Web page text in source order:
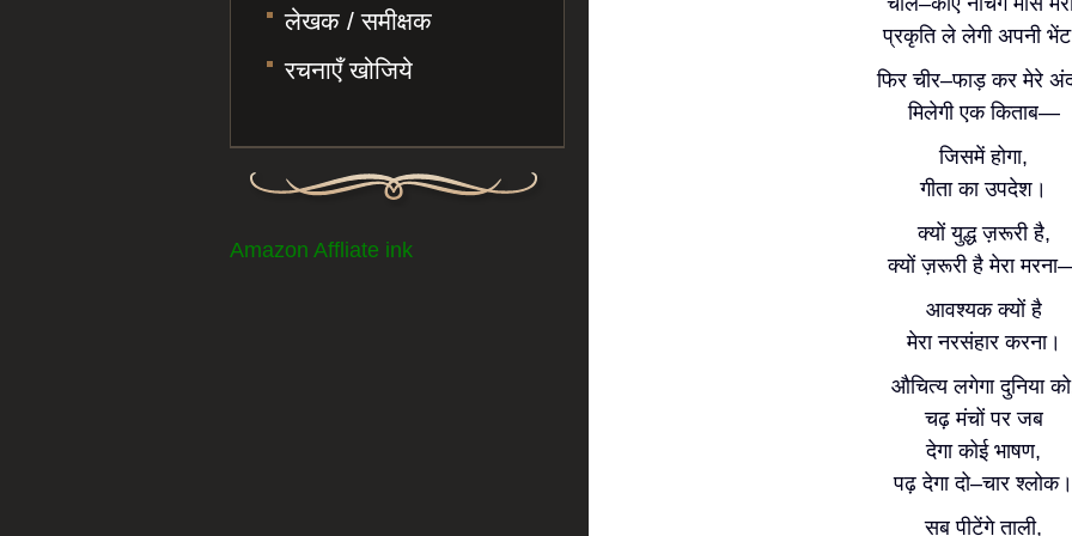
प्रकृति ले लेगी अपनी
फिर चीर–फाड़ कर मेरे
मिलेगी एक किताब—
जिसमें होगा,
गीता का उपदेश।
क्यों युद्ध ज़रूरी है,
क्यों ज़रूरी है मेरा
आवश्यक क्यों है
मेरा नरसंहार करना।
औचित्य लगेगा दुनिया
चढ़ मंचों पर जब
देगा कोई भाषण,
पढ़ देगा दो–चार श्लोक।
सब पीटेंगे ताली,
लेखक / समीक्षक
रचनाएँ खोजिये
Amazon Affliate ink